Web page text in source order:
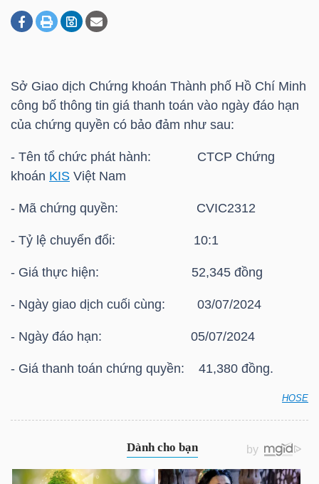
Sở Giao dịch Chứng khoán Thành phố Hồ Chí Minh
công bố thông tin giá thanh toán vào ngày đáo hạn
của chứng quyền có bảo đảm như sau:
- Tên tổ chức phát hành: CTCP Chứng
khoán KIS Việt Nam
- Mã chứng quyền: CVIC2312
- Tỷ lệ chuyển đổi: 10:1
- Giá thực hiện: 52,345 đồng
- Ngày giao dịch cuối cùng: 03/07/2024
- Ngày đáo hạn: 05/07/2024
- Giá thanh toán chứng quyền: 41,380 đồng.
HOSE
NGHIỆP
BẤT
ĐỘNG
SẢN
HÓA
KINH
GIỚI